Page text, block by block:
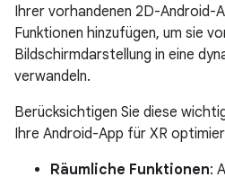
Ihrer vorhandenen 2D-Android-
Funktionen hinzufügen, um sie
Bildschirmdarstellung in eine
verwandeln.
Berücksichtigen Sie diese
Ihre Android-App für XR
Räumliche Funktionen: